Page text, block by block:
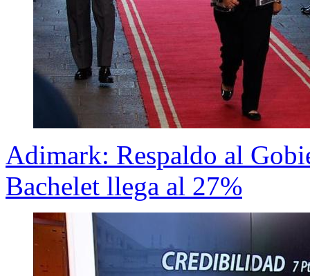
Adimark: Respaldo al
Bachelet llega al 27%